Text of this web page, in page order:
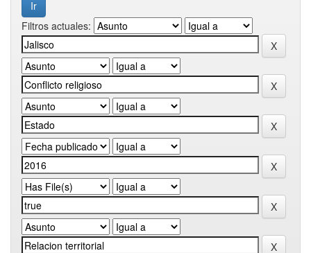
Filtros actuales: